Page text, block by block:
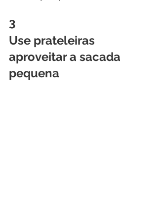
3
Use prateleiras
aproveitar a sacada
pequena